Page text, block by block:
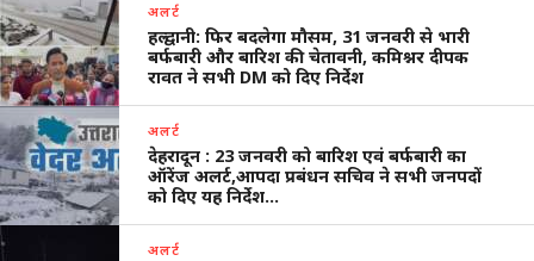
अलर्ट
हल्द्वानी: फिर बदलेगा मौसम, 31 जनवरी से भारी
बर्फबारी और बारिश की चेतावनी, कमिश्नर दीपक
रावत ने सभी DM को दिए निर्देश
अलर्ट
देहरादून : 23 जनवरी को बारिश एवं बर्फबारी का
ऑरेंज अलर्ट,आपदा प्रबंधन सचिव ने सभी जनपदों
को दिए यह निर्देश…
अलर्ट